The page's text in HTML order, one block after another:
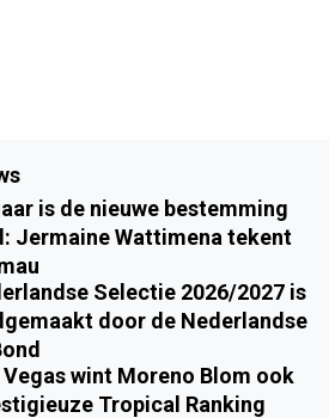
is de nieuwe bestemming
Jermaine Wattimena tekent
Selectie 2026/2027 is
door de Nederlandse
Vegas wint Moreno Blom ook
Tropical Ranking